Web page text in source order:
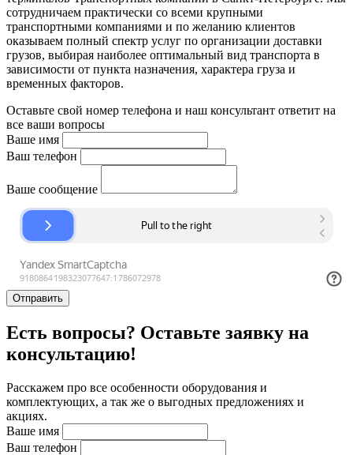
сотрудничаем практически со всеми крупными
транспортными компаниями и по желанию клиентов
оказываем полный спектр услуг по организации доставки
грузов, выбирая наиболее оптимальный вид транспорта в
зависимости от пункта назначения, характера груза и
временных факторов.
Оставьте свой номер телефона и наш консультант ответит на
все ваши вопросы
Ваше имя
Ваш телефон
Ваше сообщение
Отправить
Есть вопросы? Оставьте заявку на
консультацию!
Расскажем про все особенности оборудования и
комплектующих, а так же о выгодных предложениях и
акциях.
Ваше имя
Ваш телефон